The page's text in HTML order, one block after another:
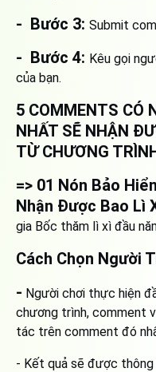
- Bước 3: Submit
- Bước 4: Kêu gọi
của bạn.
5 COMMENTS CÓ
NHẤT SẼ NHẬN
TỪ CHƯƠNG
=> 01 Nón Bảo
Nhận Được Bao Lì
gia Bốc thăm lì xì đầu
Cách Chọn Người
- Người chơi thực hiện
chương trình, comment
tác trên comment đó
- Kết quả sẽ được